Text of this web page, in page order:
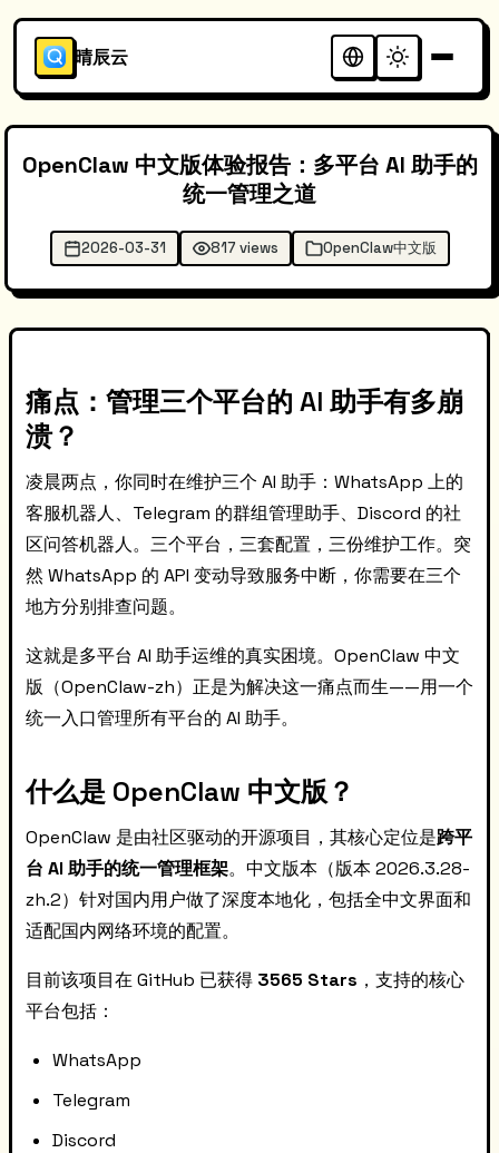
晴辰云
OpenClaw 中文版体验报告：多平台 AI 助手的
统一管理之道
2026-03-31 817 views OpenClaw中文版
痛点：管理三个平台的 AI 助手有多崩
溃？
凌晨两点，你同时在维护三个 AI 助手：WhatsApp 上的
客服机器人、Telegram 的群组管理助手、Discord 的社
区问答机器人。三个平台，三套配置，三份维护工作。突
然 WhatsApp 的 API 变动导致服务中断，你需要在三个
地方分别排查问题。
这就是多平台 AI 助手运维的真实困境。OpenClaw 中文
版（OpenClaw-zh）正是为解决这一痛点而生——用一个
统一入口管理所有平台的 AI 助手。
什么是 OpenClaw 中文版？
OpenClaw 是由社区驱动的开源项目，其核心定位是跨平
台 AI 助手的统一管理框架。中文版本（版本 2026.3.28-
zh.2）针对国内用户做了深度本地化，包括全中文界面和
适配国内网络环境的配置。
目前该项目在 GitHub 已获得 3565 Stars ，支持的核心
平台包括：
WhatsApp
Telegram
Discord